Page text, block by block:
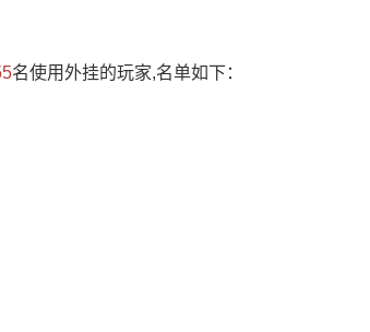
名使用外挂的玩家,名单如下：